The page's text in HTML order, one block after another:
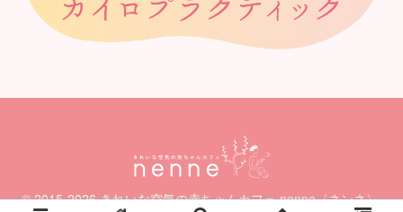
© 2015-2026 きれいな空気の赤ちゃんカフェ nenne〈ネンネ〉.